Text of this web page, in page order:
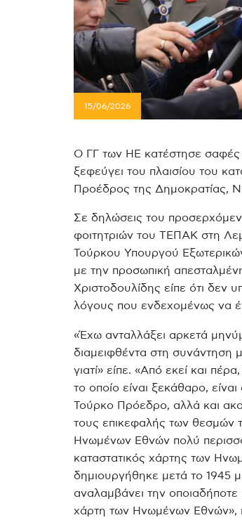
15/06/2026
Ο ΓΓ των ΗΕ κατέστησε σαφές
ξεφεύγει του πλαισίου του
Προέδρος της Δημοκρατίας,
Σε δηλώσεις του
φοιτητριών του ΤΕΠΑΚ στη
Τούρκου Υπουργού
με την προσωπική
Χριστοδουλίδης είπε ότι δεν
λόγους που ενδεχομένως να
«Έχω ανταλλάξει αρκετά
διαμειφθέντα στη συνάντηση
γιατί» είπε. «Από εκεί και
το οποίο είναι ξεκάθαρο,
Τούρκο Πρόεδρο, αλλά και
τους επικεφαλής των θεσμών
Ηνωμένων Εθνών πολύ
καταστατικός χάρτης των
δημιουργήθηκε μετά το 1945
αναλαμβάνει την
χάρτη των Ηνωμένων Εθνών»,